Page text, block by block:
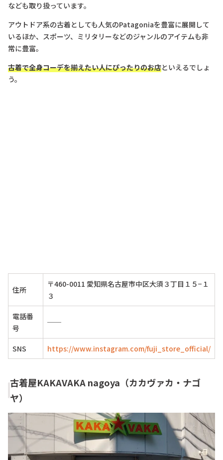
なども取り扱っています。
アウトドア系の古着としても人気のPatagoniaを豊富に展開して
いるほか、スポーツ、ミリタリーなどのジャンルのアイテムも非
常に豊富。
古着で全身コーデを揃えたい人にぴったりのお店といえるでしょ
う。
住所
〒460-0011 愛知県名古屋市中区大須３丁目１５−１
３
電話番
号
──
SNS https://www.instagram.com/fuji_store_official/
古着屋KAKAVAKA nagoya（カカヴァカ・ナゴ
ヤ）